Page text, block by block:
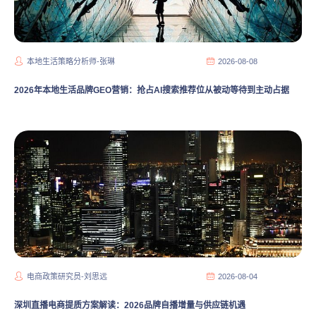
本地生活策略分析师-张琳 2026-08-08
2026年本地生活品牌GEO营销：抢占AI搜索推荐位从被动等待到主动占据
电商政策研究员-刘思远 2026-08-04
深圳直播电商提质方案解读：2026品牌自播增量与供应链机遇